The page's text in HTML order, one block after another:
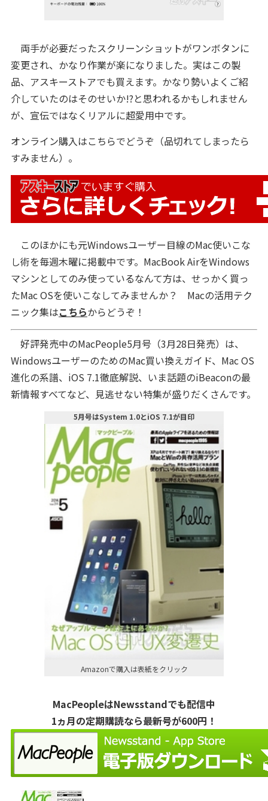
両手が必要だったスクリーンショットがワンボタンに
変更され、かなり作業が楽になりました。実はこの製
品、アスキーストアでも買えます。かなり勢いよくご紹
介していたのはそのせいか!?と思われるかもしれません
が、宣伝ではなくリアルに超愛用中です。
オンライン購入はこちらでどうぞ（品切れてしまったら
すみません）。
このほかにも元Windowsユーザー目線のMac使いこな
し術を毎週木曜に掲載中です。MacBook AirをWindows
マシンとしてのみ使っているなんて方は、せっかく買っ
たMac OSを使いこなしてみませんか？ Macの活用テク
ニック集はこちらからどうぞ！
好評発売中のMacPeople5月号（3月28日発売）は、
WindowsユーザーのためのMac買い換えガイド、Mac OS
進化の系譜、iOS 7.1徹底解説、いま話題のiBeaconの最
新情報すべてなど、見逃せない特集が盛りだくさんです。
5月号はSystem 1.0とiOS 7.1が目印
Amazonで購入は表紙をクリック
MacPeopleはNewsstandでも配信中
1ヵ月の定期購読なら最新号が600円！